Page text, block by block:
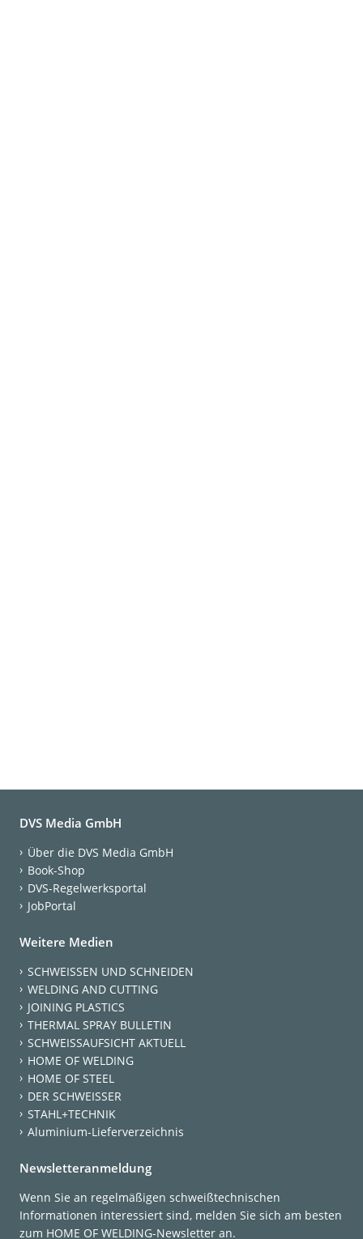
DVS Media GmbH
Über die DVS Media GmbH
Book-Shop
DVS-Regelwerksportal
JobPortal
Weitere Medien
SCHWEISSEN UND SCHNEIDEN
WELDING AND CUTTING
JOINING PLASTICS
THERMAL SPRAY BULLETIN
SCHWEISSAUFSICHT AKTUELL
HOME OF WELDING
HOME OF STEEL
DER SCHWEISSER
STAHL+TECHNIK
Aluminium-Lieferverzeichnis
Newsletteranmeldung
Wenn Sie an regelmäßigen schweißtechnischen
Informationen interessiert sind, melden Sie sich am besten
zum HOME OF WELDING-Newsletter an.